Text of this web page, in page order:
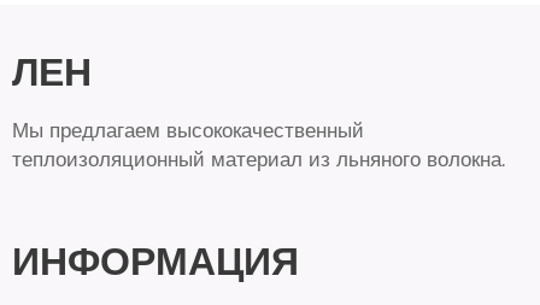
ЛЕН
Мы предлагаем высококачественный
теплоизоляционный материал из льняного волокна.
ИНФОРМАЦИЯ